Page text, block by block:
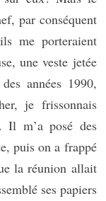
par conséquent
me porteraient
une veste jetée
années 1990,
je frissonnais
Il m’a posé des
puis on a frappé
la réunion allait
ses papiers